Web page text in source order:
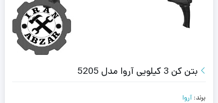
بتن کن 3 کیلویی آروا مدل 5205
برند: آروا